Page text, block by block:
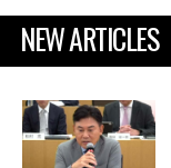
NEW ARTICLES